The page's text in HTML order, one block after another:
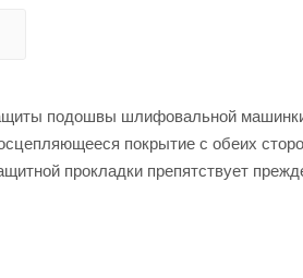
подошвы шлифовальной машинки
покрытие с обеих
прокладки препятствует